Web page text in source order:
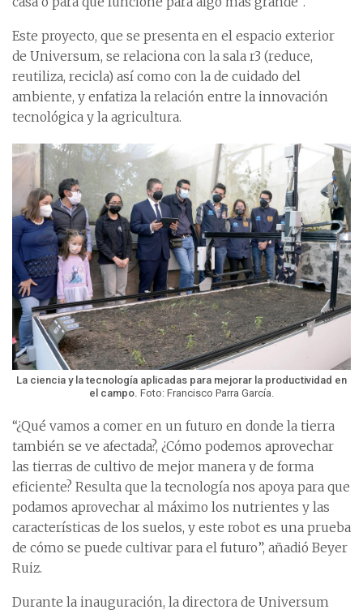
Este proyecto, que se presenta en el espacio exterior
de Universum, se relaciona con la sala r3 (reduce,
reutiliza, recicla) así como con la de cuidado del
ambiente, y enfatiza la relación entre la innovación
tecnológica y la agricultura.
La ciencia y la tecnología aplicadas para mejorar la productividad en
el campo. Foto: Francisco Parra García.
“¿Qué vamos a comer en un futuro en donde la tierra
también se ve afectada?, ¿Cómo podemos aprovechar
las tierras de cultivo de mejor manera y de forma
eficiente? Resulta que la tecnología nos apoya para que
podamos aprovechar al máximo los nutrientes y las
características de los suelos, y este robot es una prueba
de cómo se puede cultivar para el futuro”, añadió Beyer
Ruiz.
Durante la inauguración, la directora de Universum